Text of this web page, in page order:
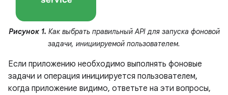
Рисунок 1. Как выбрать правильный API для запуска фоновой
задачи, инициируемой пользователем.
Если приложению необходимо выполнять фоновые
задачи и операция инициируется пользователем,
когда приложение видимо, ответьте на эти вопросы,